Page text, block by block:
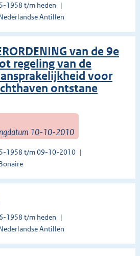
1958 t/m heden
Antillen
van de 9e
regeling van de
voor
ontstane
10-10-2010
1958 t/m 09-10-2010
1958 t/m heden
Antillen